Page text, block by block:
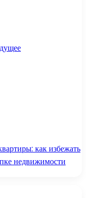
как избежать
недвижимости